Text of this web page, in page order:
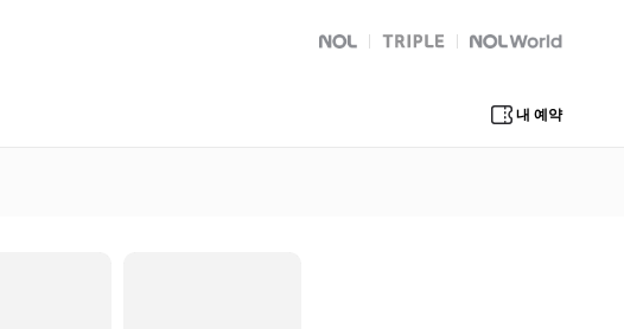
NOL
트리플 Global Interpark
내 예약